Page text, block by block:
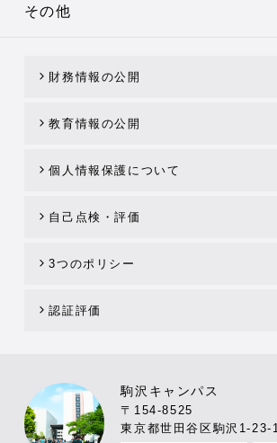
その他
財務情報の公開
教育情報の公開
個人情報保護について
自己点検・評価
3つのポリシー
認証評価
駒沢キャンパス
〒154-8525
東京都世田谷区駒沢1-23-1